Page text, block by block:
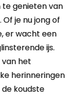
te genieten van
je nu jong of
er wacht een
ijs.
van het
herinneringen
de koudste